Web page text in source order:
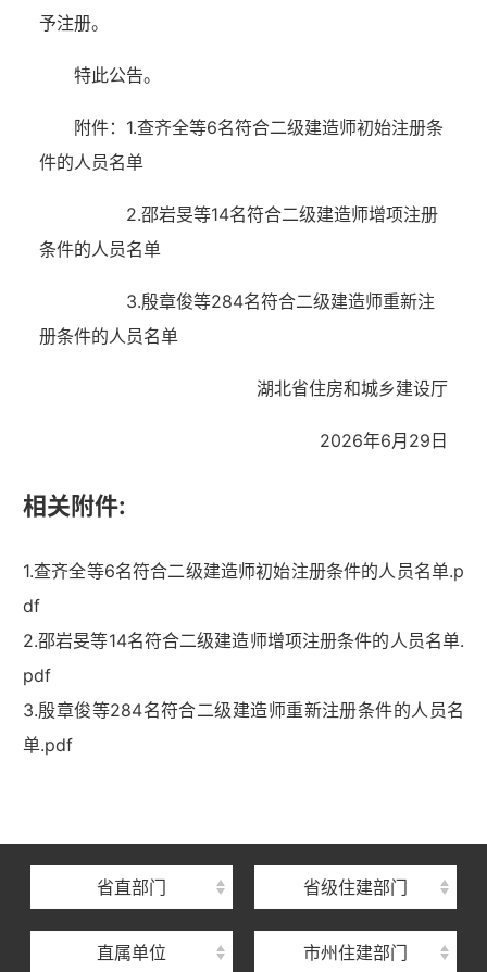
予注册。
特此公告。
附件：1.查齐全等6名符合二级建造师初始注册条
件的人员名单
2.邵岩旻等14名符合二级建造师增项注册
条件的人员名单
3.殷章俊等284名符合二级建造师重新注
册条件的人员名单
湖北省住房和城乡建设厅
2026年6月29日
相关附件:
1.查齐全等6名符合二级建造师初始注册条件的人员名单.p
df
2.邵岩旻等14名符合二级建造师增项注册条件的人员名单.
pdf
3.殷章俊等284名符合二级建造师重新注册条件的人员名
单.pdf
省直部门 省级住建部门
直属单位
湖北省住房保障中心
湖北省建设工程质量安全监督总站
湖北省建设工程标准定额管理总站 市州住建部门